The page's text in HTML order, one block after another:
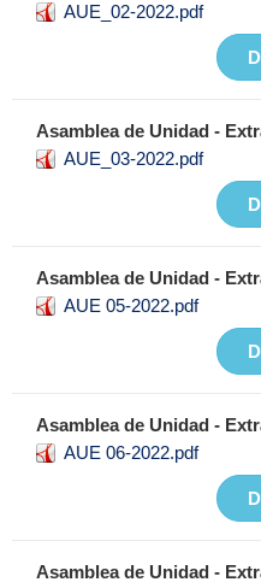
AUE_02-2022.pdf
Asamblea de Unidad -
AUE_03-2022.pdf
Asamblea de Unidad -
AUE 05-2022.pdf
Asamblea de Unidad -
AUE 06-2022.pdf
Asamblea de Unidad -